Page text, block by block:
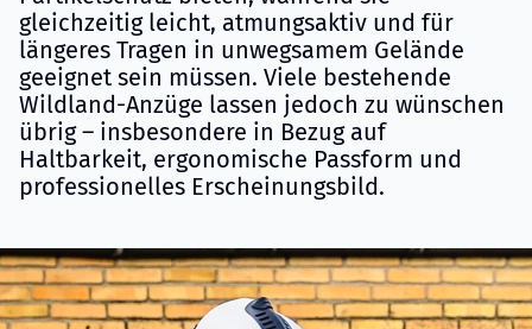
gleichzeitig leicht, atmungsaktiv und für
längeres Tragen in unwegsamem Gelände
geeignet sein müssen. Viele bestehende
Wildland-Anzüge lassen jedoch zu wünschen
übrig – insbesondere in Bezug auf
Haltbarkeit, ergonomische Passform und
professionelles Erscheinungsbild.